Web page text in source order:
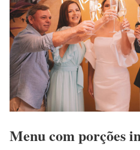
Menu com porções